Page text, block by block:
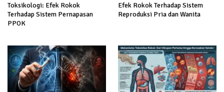
Toksikologi: Efek Rokok
Terhadap Sistem Pernapasan
PPOK
Efek Rokok Terhadap Sistem
Reproduksi Pria dan Wanita